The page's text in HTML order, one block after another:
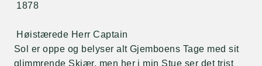
1878
Høistærede Herr Captain
Sol er oppe og belyser alt Gjemboens Tage med sit
glimmrende Skjær, men her i min Stue ser det trist